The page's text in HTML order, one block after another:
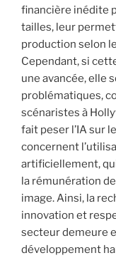
financière inédite
tailles, leur
production selon
Cependant, si
une avancée, elle
problématiques,
scénaristes à
fait peser l’IA sur
concernent
artificiellement,
la rémunération
image. Ainsi, la
innovation et
secteur demeure
développement